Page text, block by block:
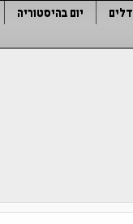
יום בהיסטוריה